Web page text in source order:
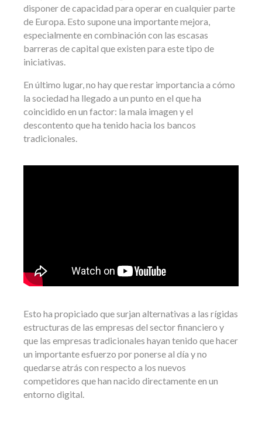
disponer de capacidad para operar en cualquier parte
de Europa. Esto supone una importante mejora,
especialmente en combinación con las escasas
barreras de capital que existen para este tipo de
iniciativas.
En último lugar, no hay que restar importancia a cómo
la sociedad ha llegado a un punto en el que ha
coincidido en un factor: la mala imagen y el
descontento que ha tenido hacia los bancos
tradicionales.
Esto ha propiciado que surjan alternativas a las rígidas
estructuras de las empresas del sector financiero y
que las empresas tradicionales hayan tenido que hacer
un importante esfuerzo por ponerse al día y no
quedarse atrás con respecto a los nuevos
competidores que han nacido directamente en un
entorno digital.